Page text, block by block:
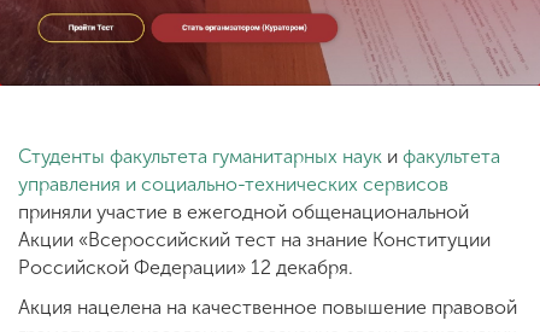
+7 (831) 262-26-20
Студенты факультета гуманитарных наук и факультета
управления и социально-технических сервисов
приняли участие в ежегодной общенациональной
Акции «Всероссийский тест на знание Конституции
Российской Федерации» 12 декабря.
Акция нацелена на качественное повышение правовой